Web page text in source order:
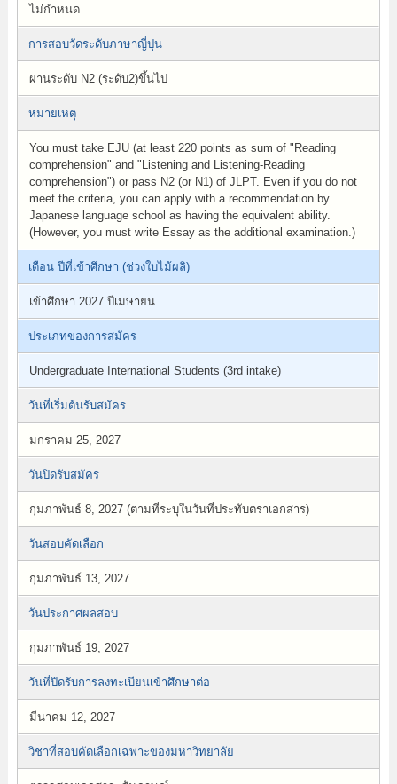
ไม่กำหนด
การสอบวัดระดับภาษาญี่ปุ่น
ผ่านระดับ N2 (ระดับ2)ขึ้นไป
หมายเหตุ
You must take EJU (at least 220 points as sum of "Reading
comprehension" and "Listening and Listening-Reading
comprehension") or pass N2 (or N1) of JLPT. Even if you do not
meet the criteria, you can apply with a recommendation by
Japanese language school as having the equivalent ability.
(However, you must write Essay as the additional examination.)
เดือน ปีที่เข้าศึกษา (ช่วงใบไม้ผลิ)
เข้าศึกษา 2027 ปีเมษายน
ประเภทของการสมัคร
Undergraduate International Students (3rd intake)
วันที่เริ่มต้นรับสมัคร
มกราคม 25, 2027
วันปิดรับสมัคร
กุมภาพันธ์ 8, 2027 (ตามที่ระบุในวันที่ประทับตราเอกสาร)
วันสอบคัดเลือก
กุมภาพันธ์ 13, 2027
วันประกาศผลสอบ
กุมภาพันธ์ 19, 2027
วันที่ปิดรับการลงทะเบียนเข้าศึกษาต่อ
มีนาคม 12, 2027
วิชาที่สอบคัดเลือกเฉพาะของมหาวิทยาลัย